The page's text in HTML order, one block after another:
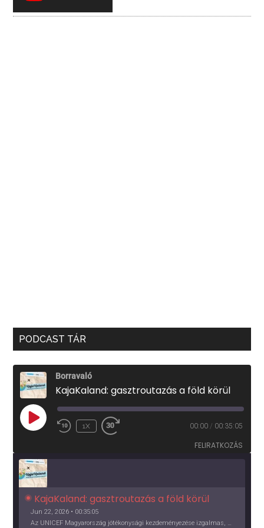
PODCAST TÁR
Borravaló
KajaKaland: gasztroutazás a föld körül
PLAY
EPISODE
1X 00:00 / 00:35:05
FELIRATKOZÁS
KajaKaland: gasztroutazás a föld körül
Jun 22, 2026 • 00:35:05
Az UNICEF Magyarország jótékonysági kezdeményezése izgalmas, egész éves világkörüli ízutazásra hív, igazi családi program és gasztroedukáció, illetve segítség a rászorulóknak is egyben.